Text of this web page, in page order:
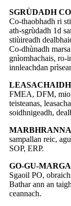
SGRÙDADH
Co-thaobhadh ri
ath-sgrùdadh 1d
stiùireadh
Co-dhùnadh
gnìomhachais, ro-
innleachdan
LEASACHAIDH
FMEA, DFM,
teisteanas,
soidhnigeadh,
sampallan reic,
SOP, ERP.
GO-GU-
Sgaoil PO,
Bathar ann an
ceannach.